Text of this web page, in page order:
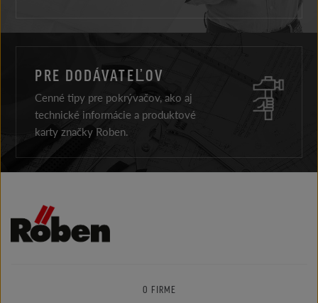
PRE DODÁVATEĽOV
Cenné tipy pre pokrývačov, ako aj
technické informácie a produktové
karty značky Roben.
O FIRME